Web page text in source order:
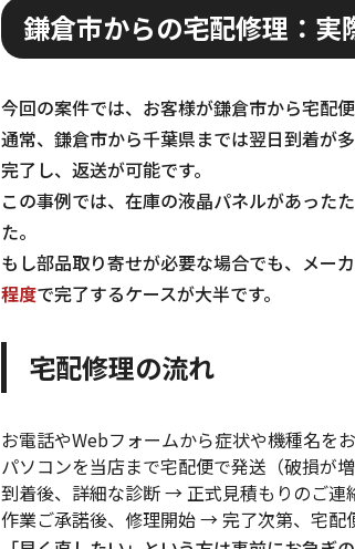
鎌倉市からの宅配修理：実
今回の案件では、お客様が鎌倉市から宅配
通常、鎌倉市から千葉県までは翌日到着が
完了し、返送が可能です。
この事例では、在庫の液晶パネルがあった
た。
もし部品取り寄せが必要な場合でも、メー
程度で完了するケースが大半です。
宅配修理の流れ
お電話やWebフォームから症状や機種名を
パソコンを当店まで宅配便で発送（破損が
到着後、詳細な診断 → 正式見積もりのご連
作業ご承諾後、修理開始 → 完了次第、宅配